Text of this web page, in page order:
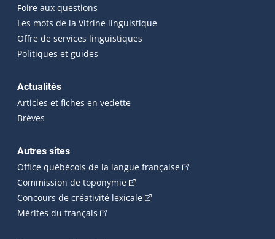
Foire aux questions
Les mots de la Vitrine linguistique
Offre de services linguistiques
Politiques et guides
Actualités
Articles et fiches en vedette
Brèves
Autres sites
Office québécois de la langue française(Cet hyperlien
Commission de toponymie(Cet hyperlien externe s'ouvrira
Concours de créativité lexicale(Cet hyperlien externe
Mérites du français (Cet hyperlien externe s'ouvrira dans une